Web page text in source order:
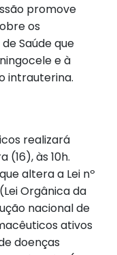
promove
os
Saúde que
e à
intrauterina.
realizará
às 10h.
altera a Lei nº
Orgânica da
nacional de
ativos
doenças